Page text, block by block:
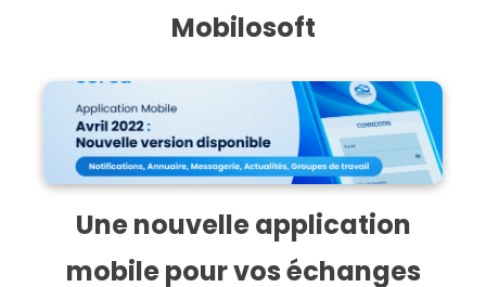
Mobilosoft
Une nouvelle application
mobile pour vos échanges